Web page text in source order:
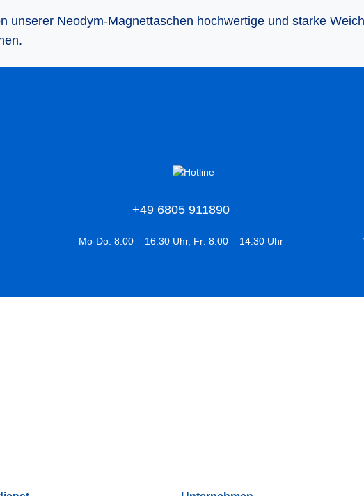
unserer Neodym-Magnettaschen hochwertige und starke
+49 6805 911890
Mo-Do: 8.00 – 16.30 Uhr, Fr: 8.00 – 14.30 Uhr